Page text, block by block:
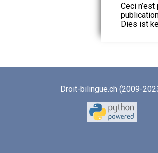
Ceci
Dies ist
Droit-bilingue.ch (2009-